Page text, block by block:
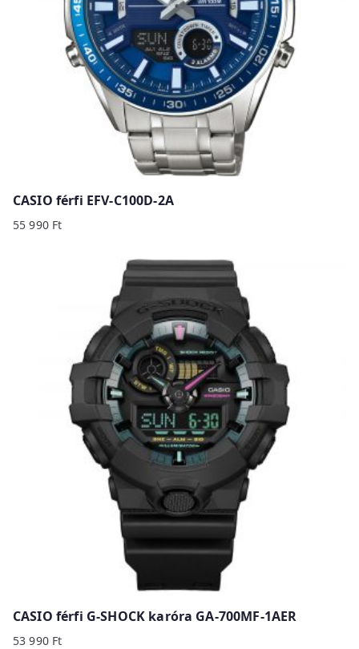
CASIO férfi EFV-C100D-2A
55 990 Ft
CASIO férfi G-SHOCK karóra GA-700MF-1AER
53 990 Ft